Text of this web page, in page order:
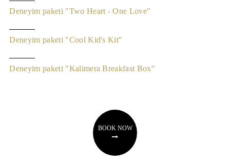
Deneyim paketi "Two Heart - One Love"
Deneyim paketi "Cool Kid's Kit"
Deneyim paketi "Kalimera Breakfast Box"
BOOK NOW